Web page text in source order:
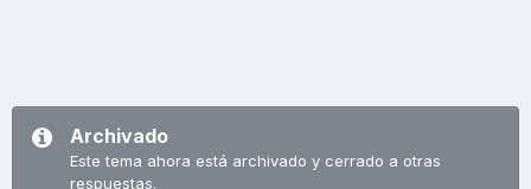
Archivado
Este tema ahora está archivado y cerrado a otras
respuestas.